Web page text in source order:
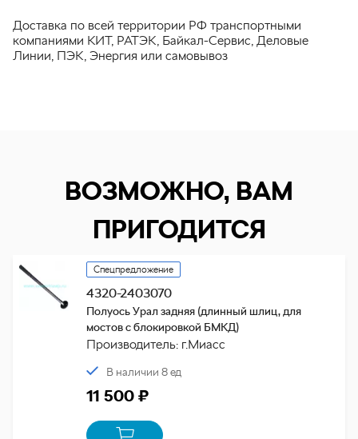
Доставка по всей территории РФ транспортными
компаниями КИТ, РАТЭК, Байкал-Сервис, Деловые
Линии, ПЭК, Энергия или самовывоз
ВОЗМОЖНО, ВАМ
ПРИГОДИТСЯ
Спецпредложение
4320-2403070
Полуось Урал задняя (длинный шлиц, для
мостов с блокировкой БМКД)
Производитель: г.Миасс
В наличии 8 ед
11 500 ₽